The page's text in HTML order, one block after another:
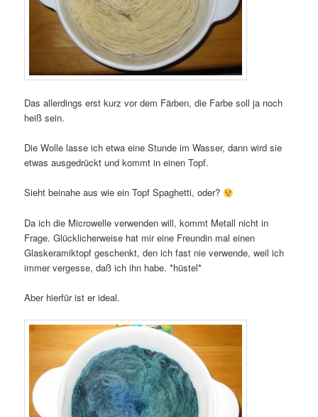
Das allerdings erst kurz vor dem Färben, die Farbe soll ja noch
heiß sein.
Die Wolle lasse ich etwa eine Stunde im Wasser, dann wird sie
etwas ausgedrückt und kommt in einen Topf.
Sieht beinahe aus wie ein Topf Spaghetti, oder?
Da ich die Microwelle verwenden will, kommt Metall nicht in
Frage. Glücklicherweise hat mir eine Freundin mal einen
Glaskeramiktopf geschenkt, den ich fast nie verwende, weil ich
immer vergesse, daß ich ihn habe. *hüstel*
Aber hierfür ist er ideal.